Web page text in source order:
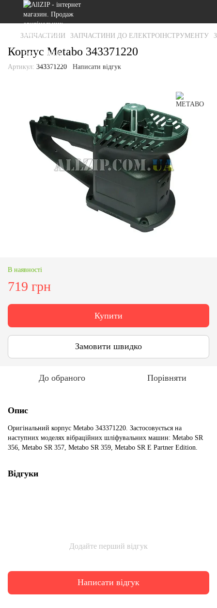
ЗАПЧАСТИНИ ЗАПЧАСТИНИ ДО ЕЛЕКТРОІНСТРУМЕНТУ
Корпус Metabo 343371220
Артикул: 343371220 Написати відгук
В наявності
719 грн
Купити
Замовити швидко
До обраного Порівняти
Опис
Оригінальний корпус Metabo 343371220. Застосовується на
наступних моделях вібраційних шліфувальних машин: Metabo SR
356, Metabo SR 357, Metabo SR 359, Metabo SR E Partner Edition.
Відгуки
Додайте перший відгук
Написати відгук